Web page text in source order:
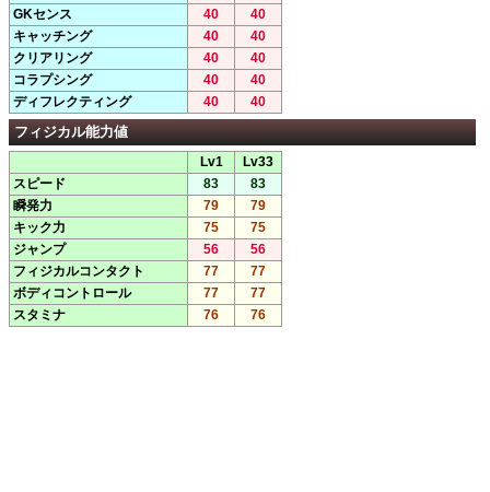
GKセンス 40
40
キャッチング
40
40
クリアリング
40
40
コラプシング
40
40
ディフレクティング
40 40
フィジカル能力値
Lv1
Lv33
スピード
83
83
瞬発力
79
79
キック力
75
75
ジャンプ
56
56
フィジカルコンタクト
77
77
ボディコントロール
77
77
スタミナ
76 76